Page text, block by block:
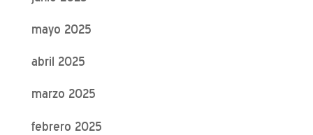
mayo 2025
abril 2025
marzo 2025
febrero 2025